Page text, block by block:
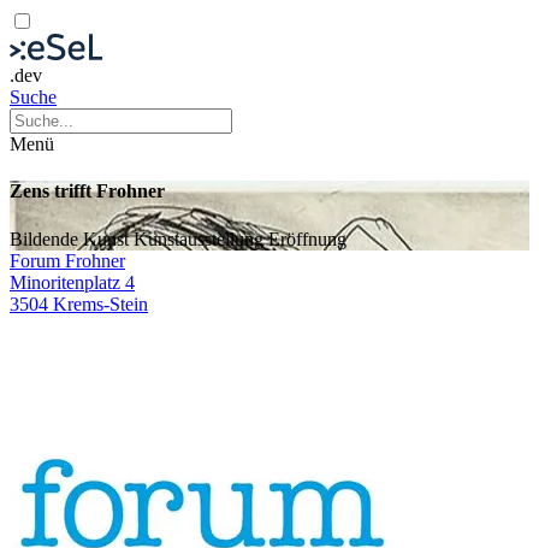
.dev
Suche
Menü
Zens trifft Frohner
Bildende KunstKunstausstellungEröffnung
Forum Frohner
Minoritenplatz 4
3504 Krems-Stein